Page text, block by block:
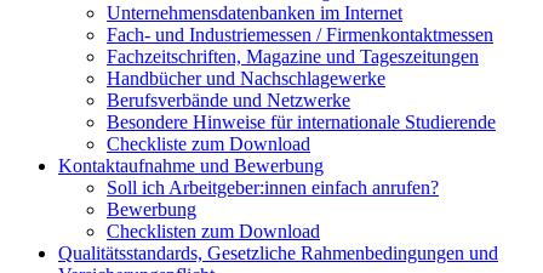
Unternehmensdatenbanken im Internet
Fach- und Industriemessen / Firmenkontaktmessen
Fachzeitschriften, Magazine und Tageszeitungen
Handbücher und Nachschlagewerke
Berufsverbände und Netzwerke
Besondere Hinweise für internationale Studierende
Checkliste zum Download
Kontaktaufnahme und Bewerbung
Soll ich Arbeitgeber:innen einfach anrufen?
Bewerbung
Checklisten zum Download
Qualitätsstandards, Gesetzliche Rahmenbedingungen und